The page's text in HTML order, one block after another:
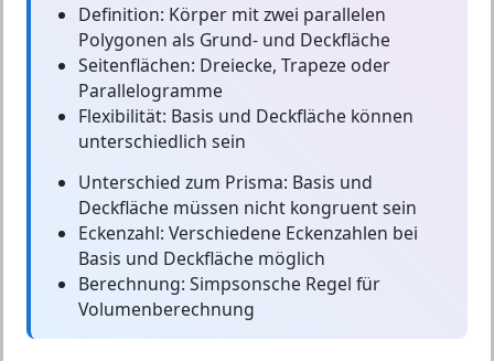
Definition: Körper mit zwei parallelen
Polygonen als Grund- und Deckfläche
Seitenflächen: Dreiecke, Trapeze oder
Parallelogramme
Flexibilität: Basis und Deckfläche können
unterschiedlich sein
Unterschied zum Prisma: Basis und
Deckfläche müssen nicht kongruent sein
Eckenzahl: Verschiedene Eckenzahlen bei
Basis und Deckfläche möglich
Berechnung: Simpsonsche Regel für
Volumenberechnung